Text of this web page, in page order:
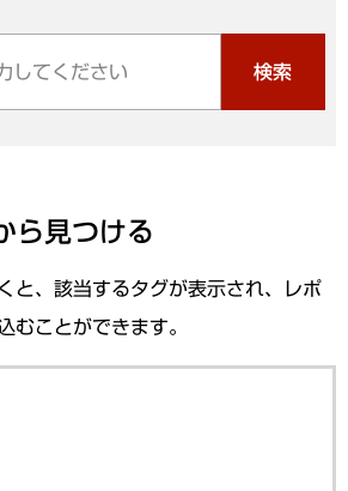
検索
ら見つける
と、該当するタグが表示され、レポ
むことができます。